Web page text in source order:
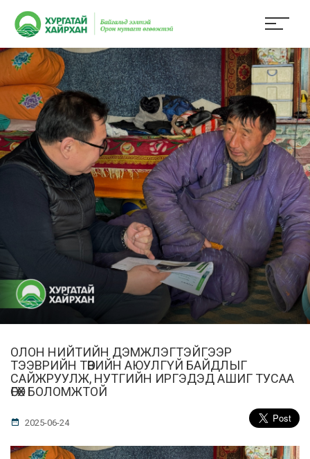
ОЛОН НИЙТИЙН ДЭМЖЛЭГТЭЙГЭЭР
ТЭЭВРИЙН ТӨВИЙН АЮУЛГҮЙ БАЙДЛЫГ
САЙЖРУУЛЖ, НУТГИЙН ИРГЭДЭД АШИГ ТУСАА
ӨГӨХ БОЛОМЖТОЙ
2025-06-24